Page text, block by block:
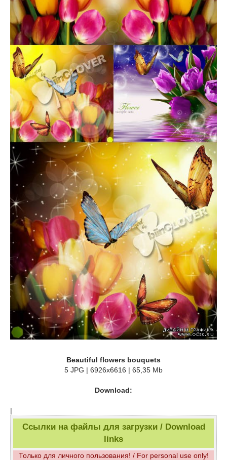
Beautiful flowers bouquets
5 JPG | 6926x6616 | 65,35 Mb
Download:
|
Ссылки на файлы для загрузки / Download
links
Только для личного пользования! / For personal use only!